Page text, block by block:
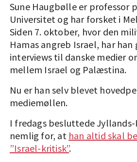
Sune Haugbølle er professor
Universitet og har forsket i
Siden 7. oktober, hvor den
Hamas angreb Israel, har han
interviews til danske medier
mellem Israel og Palæstina.
Nu er han selv blevet
mediemøllen.
I fredags besluttede Jyllands-
nemlig for, at han altid skal
”Israel-kritisk”.